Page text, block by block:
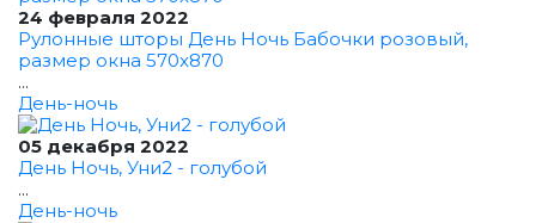
24 февраля 2022
Рулонные шторы День Ночь Бабочки розовый,
размер окна 570x870
...
День-ночь
05 декабря 2022
День Ночь, Уни2 - голубой
...
День-ночь